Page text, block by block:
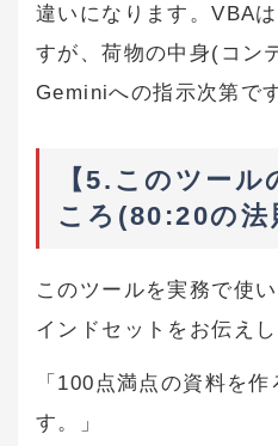
違いになります。VBA
すが、荷物の中身(コン
Geminiへの指示次第で
【5.このツー
ころ(80:20の法
このツールを実務で使
インドセットをお伝えし
「100点満点の資料を
す。」